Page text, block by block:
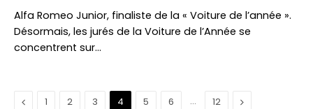
Alfa Romeo Junior, finaliste de la « Voiture de l’année ».
Désormais, les jurés de la Voiture de l’Année se
concentrent sur…
Précédent
1 2 3 4 5 6 … 12 Suivant